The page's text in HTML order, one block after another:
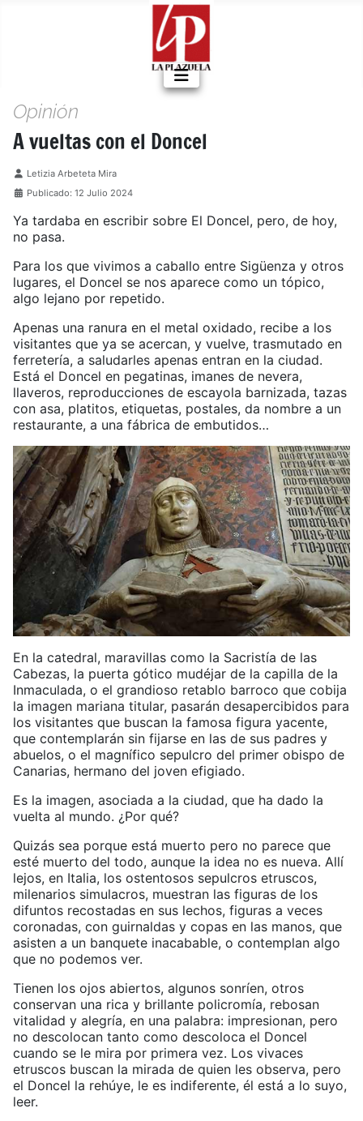
Opinión
A vueltas con el Doncel
Detalles
Letizia Arbeteta Mira
Publicado: 12 Julio 2024
Ya tardaba en escribir sobre El Doncel, pero, de hoy,
no pasa.
Para los que vivimos a caballo entre Sigüenza y otros
lugares, el Doncel se nos aparece como un tópico,
algo lejano por repetido.
Apenas una ranura en el metal oxidado, recibe a los
visitantes que ya se acercan, y vuelve, trasmutado en
ferretería, a saludarles apenas entran en la ciudad.
Está el Doncel en pegatinas, imanes de nevera,
llaveros, reproducciones de escayola barnizada, tazas
con asa, platitos, etiquetas, postales, da nombre a un
restaurante, a una fábrica de embutidos…
En la catedral, maravillas como la Sacristía de las
Cabezas, la puerta gótico mudéjar de la capilla de la
Inmaculada, o el grandioso retablo barroco que cobija
la imagen mariana titular, pasarán desapercibidos para
los visitantes que buscan la famosa figura yacente,
que contemplarán sin fijarse en las de sus padres y
abuelos, o el magnífico sepulcro del primer obispo de
Canarias, hermano del joven efigiado.
Es la imagen, asociada a la ciudad, que ha dado la
vuelta al mundo. ¿Por qué?
Quizás sea porque está muerto pero no parece que
esté muerto del todo, aunque la idea no es nueva. Allí
lejos, en Italia, los ostentosos sepulcros etruscos,
milenarios simulacros, muestran las figuras de los
difuntos recostadas en sus lechos, figuras a veces
coronadas, con guirnaldas y copas en las manos, que
asisten a un banquete inacabable, o contemplan algo
que no podemos ver.
Tienen los ojos abiertos, algunos sonríen, otros
conservan una rica y brillante policromía, rebosan
vitalidad y alegría, en una palabra: impresionan, pero
no descolocan tanto como descoloca el Doncel
cuando se le mira por primera vez. Los vivaces
etruscos buscan la mirada de quien les observa, pero
el Doncel la rehúye, le es indiferente, él está a lo suyo,
leer.